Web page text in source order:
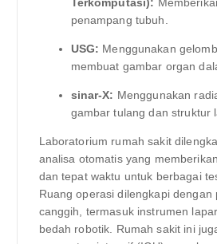
penampang tubuh.
USG: Menggunakan
membuat gambar organ
sinar-X: Menggunakan
gambar tulang dan struktur
Laboratorium rumah sakit
analisa otomatis yang
dan tepat waktu untuk berbagai
Ruang operasi dilengkapi dengan
canggih, termasuk instrumen
bedah robotik. Rumah sakit ini